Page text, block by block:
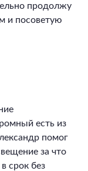
продолжу
и посоветую
есть из
помог
за что
срок без